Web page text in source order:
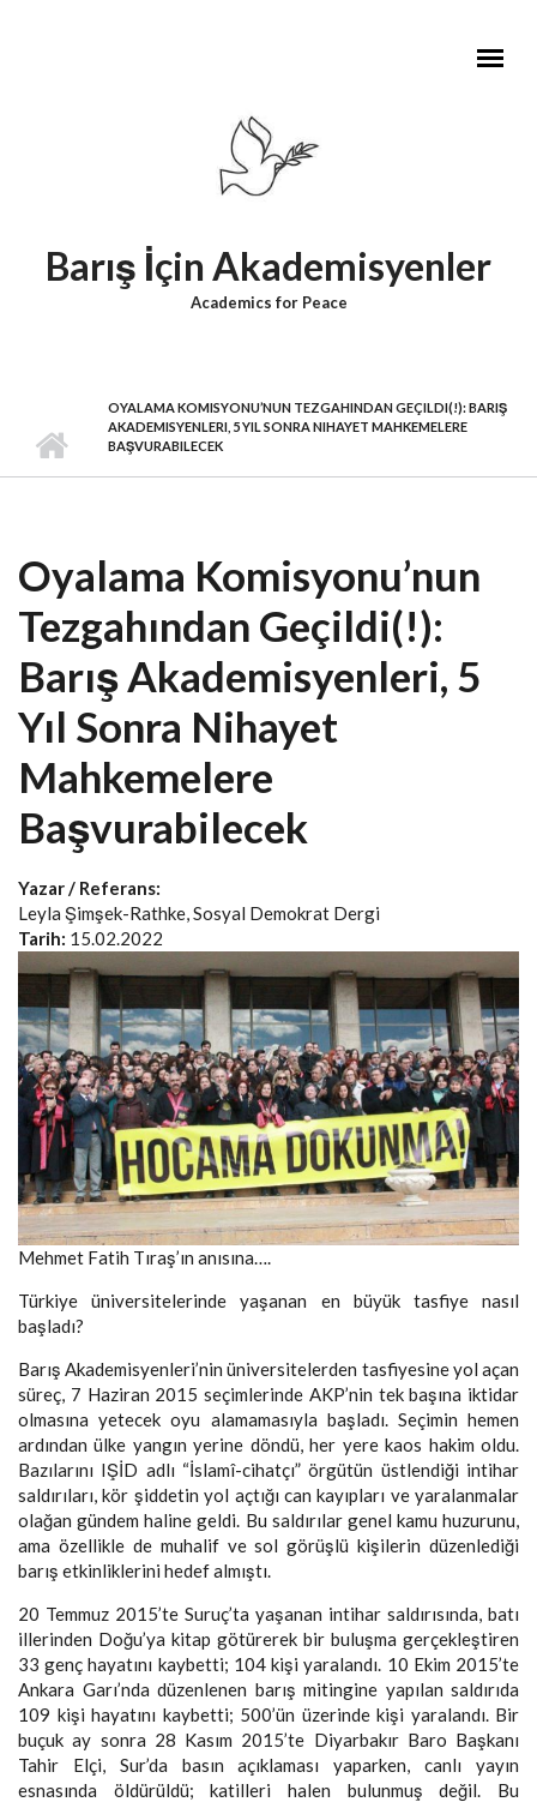
Barış İçin Akademisyenler
Academics for Peace
OYALAMA KOMISYONU’NUN TEZGAHINDAN GEÇILDI(!): BARIŞ
AKADEMISYENLERI, 5 YIL SONRA NIHAYET MAHKEMELERE
BAŞVURABILECEK
Oyalama Komisyonu’nun
Tezgahından Geçildi(!):
Barış Akademisyenleri, 5
Yıl Sonra Nihayet
Mahkemelere
Başvurabilecek
Yazar / Referans:
Leyla Şimşek-Rathke, Sosyal Demokrat Dergi
Tarih: 15.02.2022
Mehmet Fatih Tıraş’ın anısına….
Türkiye üniversitelerinde yaşanan en büyük tasfiye nasıl
başladı?
Barış Akademisyenleri’nin üniversitelerden tasfiyesine yol açan
süreç, 7 Haziran 2015 seçimlerinde AKP’nin tek başına iktidar
olmasına yetecek oyu alamamasıyla başladı. Seçimin hemen
ardından ülke yangın yerine döndü, her yere kaos hakim oldu.
Bazılarını IŞİD adlı “İslamî-cihatçı” örgütün üstlendiği intihar
saldırıları, kör şiddetin yol açtığı can kayıpları ve yaralanmalar
olağan gündem haline geldi. Bu saldırılar genel kamu huzurunu,
ama özellikle de muhalif ve sol görüşlü kişilerin düzenlediği
barış etkinliklerini hedef almıştı.
20 Temmuz 2015’te Suruç’ta yaşanan intihar saldırısında, batı
illerinden Doğu’ya kitap götürerek bir buluşma gerçekleştiren
33 genç hayatını kaybetti; 104 kişi yaralandı. 10 Ekim 2015’te
Ankara Garı’nda düzenlenen barış mitingine yapılan saldırıda
109 kişi hayatını kaybetti; 500’ün üzerinde kişi yaralandı. Bir
buçuk ay sonra 28 Kasım 2015’te Diyarbakır Baro Başkanı
Tahir Elçi, Sur’da basın açıklaması yaparken, canlı yayın
esnasında öldürüldü; katilleri halen bulunmuş değil. Bu